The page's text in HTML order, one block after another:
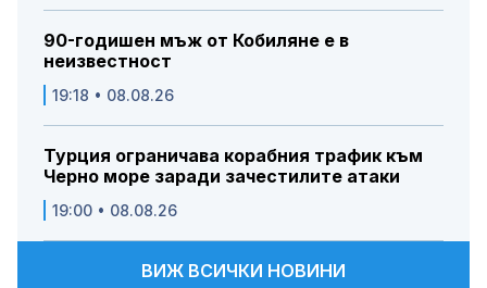
90-годишен мъж от Кобиляне е в
неизвестност
19:18 • 08.08.26
Турция ограничава корабния трафик към
Черно море заради зачестилите атаки
19:00 • 08.08.26
ВИЖ ВСИЧКИ НОВИНИ